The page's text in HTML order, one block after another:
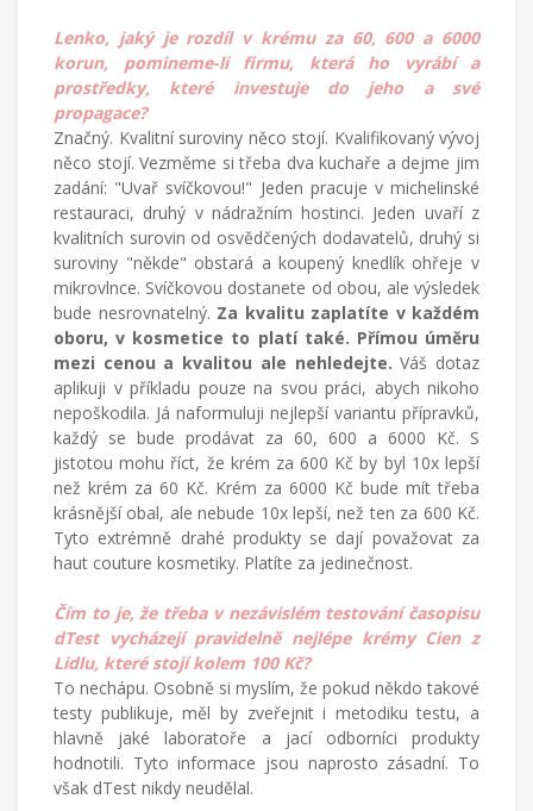
Lenko, jaký je rozdíl v krému za 60, 600 a 6000
korun, pomineme-li firmu, která ho vyrábí a
prostředky, které investuje do jeho a své
propagace?
Značný. Kvalitní suroviny něco stojí. Kvalifikovaný vývoj
něco stojí. Vezměme si třeba dva kuchaře a dejme jim
zadání: "Uvař svíčkovou!" Jeden pracuje v michelinské
restauraci, druhý v nádražním hostinci. Jeden uvaří z
kvalitních surovin od osvědčených dodavatelů, druhý si
suroviny "někde" obstará a koupený knedlík ohřeje v
mikrovlnce. Svíčkovou dostanete od obou, ale výsledek
bude nesrovnatelný. Za kvalitu zaplatíte v každém
oboru, v kosmetice to platí také. Přímou úměru
mezi cenou a kvalitou ale nehledejte.Váš dotaz
aplikuji v příkladu pouze na svou práci, abych nikoho
nepoškodila. Já naformuluji nejlepší variantu přípravků,
každý se bude prodávat za 60, 600 a 6000 Kč. S
jistotou mohu říct, že krém za 600 Kč by byl 10x lepší
než krém za 60 Kč. Krém za 6000 Kč bude mít třeba
krásnější obal, ale nebude 10x lepší, než ten za 600 Kč.
Tyto extrémně drahé produkty se dají považovat za
haut couture kosmetiky. Platíte za jedinečnost.
Čím to je, že třeba v nezávislém testování časopisu
dTest vycházejí pravidelně nejlépe krémy Cien z
Lidlu, které stojí kolem 100 Kč?
To nechápu. Osobně si myslím, že pokud někdo takové
testy publikuje, měl by zveřejnit i metodiku testu, a
hlavně jaké laboratoře a jací odborníci produkty
hodnotili. Tyto informace jsou naprosto zásadní. To
však dTest nikdy neudělal.